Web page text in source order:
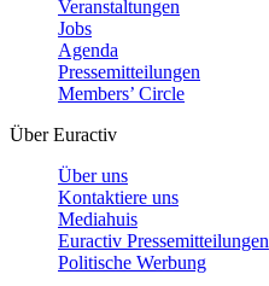
Veranstaltungen
Jobs
Agenda
Pressemitteilungen
Members’ Circle
Über Euractiv
Über uns
Kontaktiere uns
Mediahuis
Euractiv Pressemitteilungen
Politische Werbung